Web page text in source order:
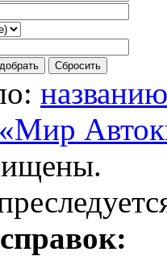
названию
«Мир